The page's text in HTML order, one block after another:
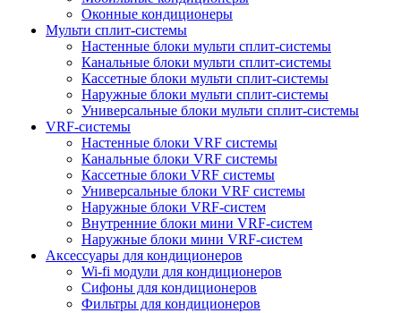
Оконные кондиционеры
Мульти сплит-системы
Настенные блоки мульти сплит-системы
Канальные блоки мульти сплит-системы
Кассетные блоки мульти сплит-системы
Наружные блоки мульти сплит-системы
Универсальные блоки мульти сплит-системы
VRF-системы
Настенные блоки VRF системы
Канальные блоки VRF системы
Кассетные блоки VRF системы
Универсальные блоки VRF системы
Наружные блоки VRF-систем
Внутренние блоки мини VRF-систем
Наружные блоки мини VRF-систем
Аксессуары для кондиционеров
Wi-fi модули для кондиционеров
Сифоны для кондиционеров
Фильтры для кондиционеров